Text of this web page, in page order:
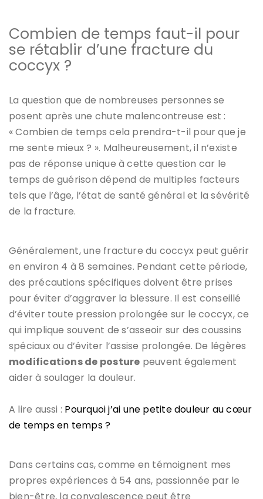
Combien de temps faut-il pour
se rétablir d’une fracture du
coccyx ?
La question que de nombreuses personnes se
posent après une chute malencontreuse est :
« Combien de temps cela prendra-t-il pour que je
me sente mieux ? ». Malheureusement, il n’existe
pas de réponse unique à cette question car le
temps de guérison dépend de multiples facteurs
tels que l’âge, l’état de santé général et la sévérité
de la fracture.
Généralement, une fracture du coccyx peut guérir
en environ 4 à 8 semaines. Pendant cette période,
des précautions spécifiques doivent être prises
pour éviter d’aggraver la blessure. Il est conseillé
d’éviter toute pression prolongée sur le coccyx, ce
qui implique souvent de s’asseoir sur des coussins
spéciaux ou d’éviter l’assise prolongée. De légères
modifications de posture peuvent également
aider à soulager la douleur.
A lire aussi : Pourquoi j’ai une petite douleur au cœur
de temps en temps ?
Dans certains cas, comme en témoignent mes
propres expériences à 54 ans, passionnée par le